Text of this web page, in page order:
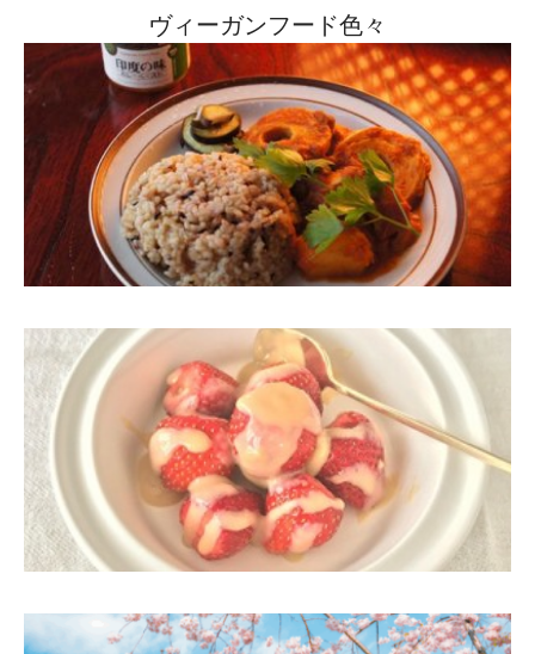
ヴィーガンフード色々